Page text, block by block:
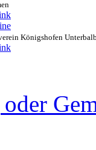
Königshofen